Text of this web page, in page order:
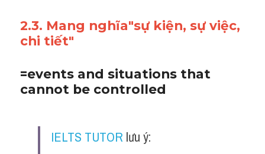
2.3. Mang nghĩa"sự kiện, sự việc,
chi tiết"
=events and situations that
cannot be controlled
IELTS TUTOR lưu ý: